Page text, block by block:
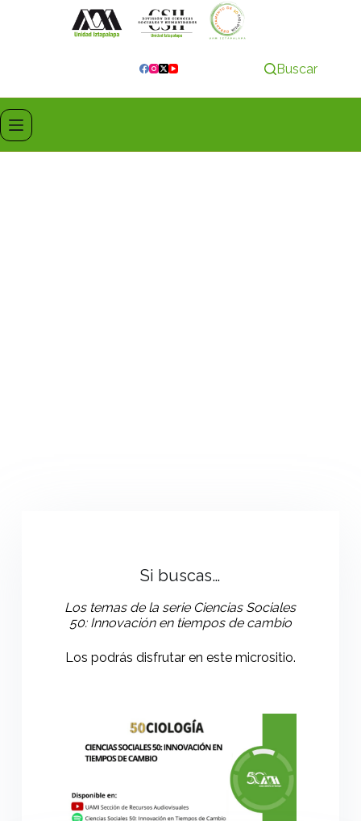
Buscar
Si buscas…
Los temas de la serie Ciencias Sociales
50: Innovación en tiempos de cambio
Los podrás disfrutar en este micrositio.